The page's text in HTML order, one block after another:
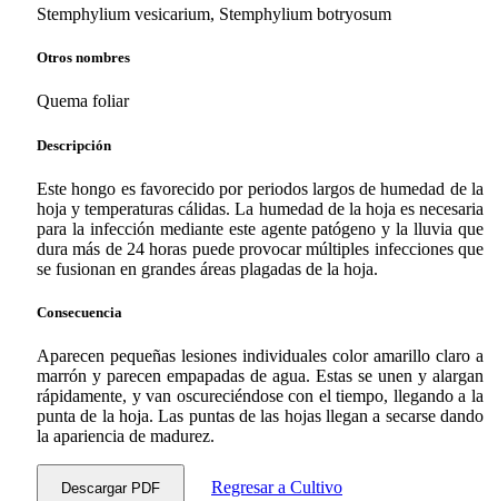
Stemphylium vesicarium, Stemphylium botryosum
Otros nombres
Quema foliar
Descripción
Este hongo es favorecido por periodos largos de humedad de la
hoja y temperaturas cálidas. La humedad de la hoja es necesaria
para la infección mediante este agente patógeno y la lluvia que
dura más de 24 horas puede provocar múltiples infecciones que
se fusionan en grandes áreas plagadas de la hoja.
Consecuencia
Aparecen pequeñas lesiones individuales color amarillo claro a
marrón y parecen empapadas de agua. Estas se unen y alargan
rápidamente, y van oscureciéndose con el tiempo, llegando a la
punta de la hoja. Las puntas de las hojas llegan a secarse dando
la apariencia de madurez.
Descargar PDF Regresar a Cultivo